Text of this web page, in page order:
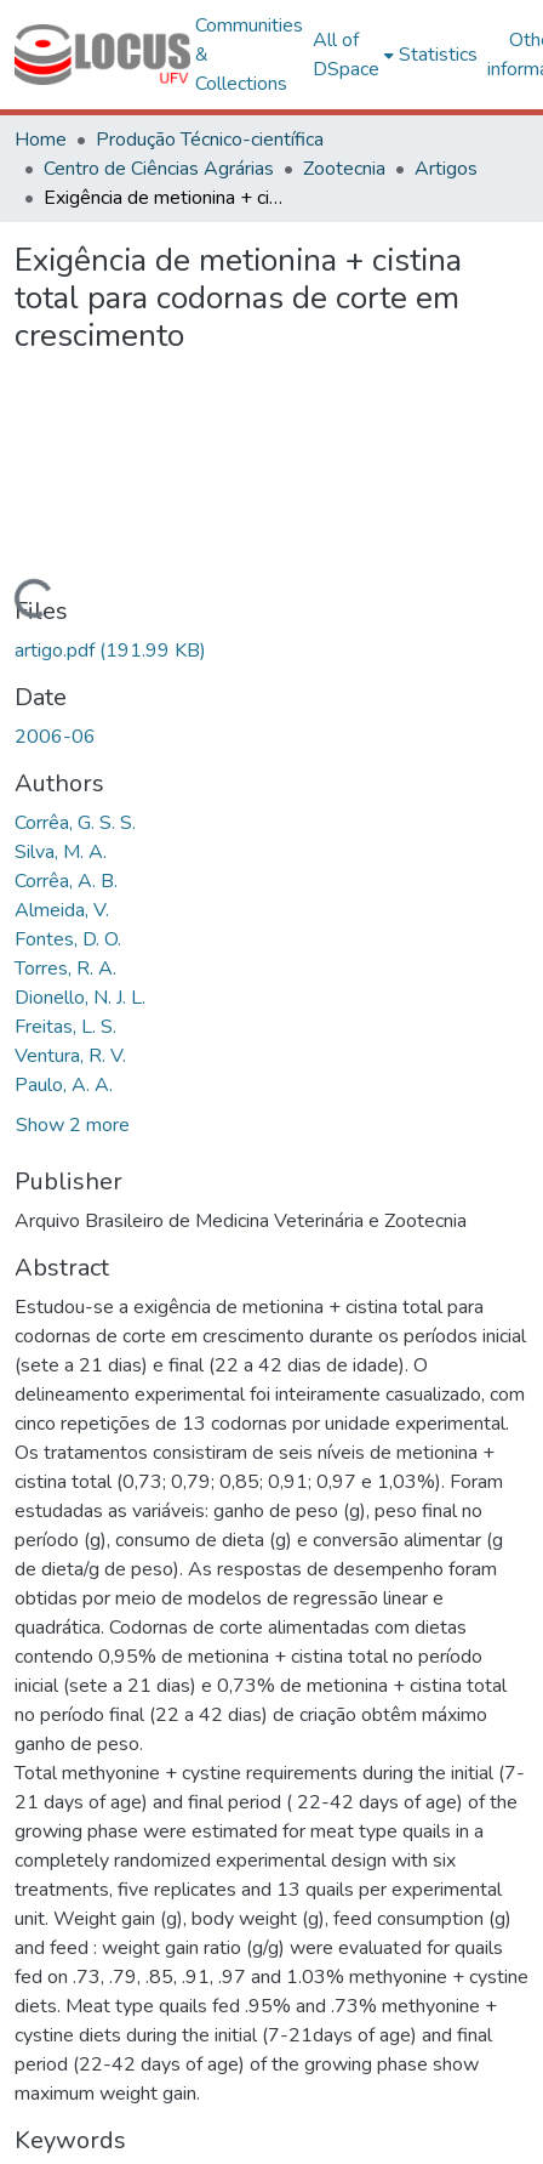
Communities
&
Collections
All of
DSpace
Statistics
Home
Produção Técnico-científica
Centro de Ciências Agrárias
Zootecnia
Artigos
Exigência de metionina + cistina total para codornas de corte em crescimento
Exigência de metionina + cistina
total para codornas de corte em
crescimento
Loading...
Files
artigo.pdf(191.99 KB)
Date
2006-06
Authors
Corrêa, G. S. S.
Silva, M. A.
Corrêa, A. B.
Almeida, V.
Fontes, D. O.
Torres, R. A.
Dionello, N. J. L.
Freitas, L. S.
Ventura, R. V.
Paulo, A. A.
Show 2 more
Publisher
Arquivo Brasileiro de Medicina Veterinária e Zootecnia
Abstract
Estudou-se a exigência de metionina + cistina total para
codornas de corte em crescimento durante os períodos inicial
(sete a 21 dias) e final (22 a 42 dias de idade). O
delineamento experimental foi inteiramente casualizado, com
cinco repetições de 13 codornas por unidade experimental.
Os tratamentos consistiram de seis níveis de metionina +
cistina total (0,73; 0,79; 0,85; 0,91; 0,97 e 1,03%). Foram
estudadas as variáveis: ganho de peso (g), peso final no
período (g), consumo de dieta (g) e conversão alimentar (g
de dieta/g de peso). As respostas de desempenho foram
obtidas por meio de modelos de regressão linear e
quadrática. Codornas de corte alimentadas com dietas
contendo 0,95% de metionina + cistina total no período
inicial (sete a 21 dias) e 0,73% de metionina + cistina total
no período final (22 a 42 dias) de criação obtêm máximo
ganho de peso.
Total methyonine + cystine requirements during the initial (7-
21 days of age) and final period ( 22-42 days of age) of the
growing phase were estimated for meat type quails in a
completely randomized experimental design with six
treatments, five replicates and 13 quails per experimental
unit. Weight gain (g), body weight (g), feed consumption (g)
and feed : weight gain ratio (g/g) were evaluated for quails
fed on .73, .79, .85, .91, .97 and 1.03% methyonine + cystine
diets. Meat type quails fed .95% and .73% methyonine +
cystine diets during the initial (7-21days of age) and final
period (22-42 days of age) of the growing phase show
maximum weight gain.
Keywords